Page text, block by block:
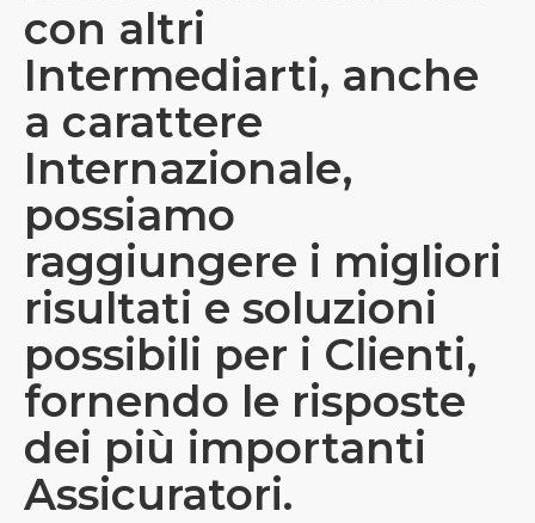
con altri
Intermediarti, anche
a carattere
Internazionale,
possiamo
raggiungere i migliori
risultati e soluzioni
possibili per i Clienti,
fornendo le risposte
dei più importanti
Assicuratori.